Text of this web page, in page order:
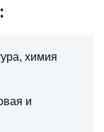
химия
и